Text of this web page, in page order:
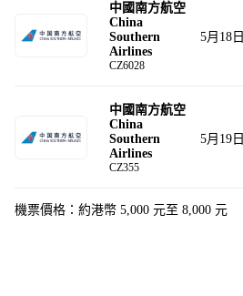
中國南方航空
China
Southern
Airlines
CZ6028
5月18日
中國南方航空
China
Southern
Airlines
CZ355
5月19日
機票價格：約港幣 5,000 元至 8,000 元